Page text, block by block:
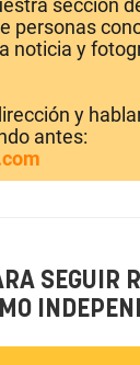
sección
personas
noticia y
y
antes:
SEGUIR